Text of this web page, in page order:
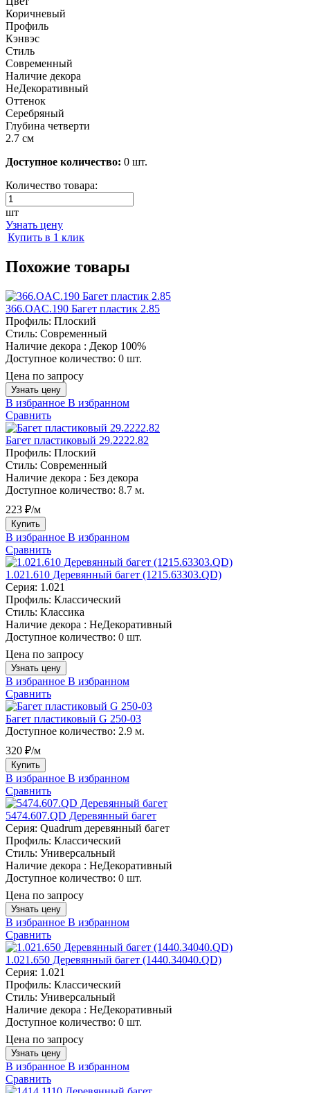
Коричневый
Профиль
Кэнвэс
Стиль
Современный
Наличие декора
НеДекоративный
Оттенок
Серебряный
Глубина четверти
2.7 см
Доступное количество: 0 шт.
Количество товара:
шт
Узнать цену
Купить в 1 клик
Похожие товары
366.OAC.190 Багет пластик 2.85
Профиль: Плоский
Стиль: Современный
Наличие декора : Декор 100%
Доступное количество: 0 шт.
Цена по запросу
Узнать цену
В избранное В избранном
Сравнить
Багет пластиковый 29.2222.82
Профиль: Плоский
Стиль: Современный
Наличие декора : Без декора
Доступное количество: 8.7 м.
223 ₽/м
Купить
В избранное В избранном
Сравнить
1.021.610 Деревянный багет (1215.63303.QD)
Серия: 1.021
Профиль: Классический
Стиль: Классика
Наличие декора : НеДекоративный
Доступное количество: 0 шт.
Цена по запросу
Узнать цену
В избранное В избранном
Сравнить
Багет пластиковый G 250-03
Доступное количество: 2.9 м.
320 ₽/м
Купить
В избранное В избранном
Сравнить
5474.607.QD Деревянный багет
Серия: Quadrum деревянный багет
Профиль: Классический
Стиль: Универсальный
Наличие декора : НеДекоративный
Доступное количество: 0 шт.
Цена по запросу
Узнать цену
В избранное В избранном
Сравнить
1.021.650 Деревянный багет (1440.34040.QD)
Серия: 1.021
Профиль: Классический
Стиль: Универсальный
Наличие декора : НеДекоративный
Доступное количество: 0 шт.
Цена по запросу
Узнать цену
В избранное В избранном
Сравнить